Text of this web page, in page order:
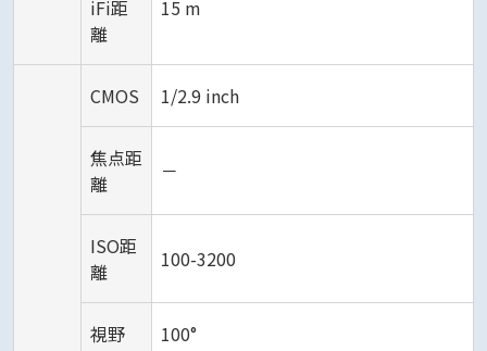
iFi距
離
15 m
CMOS 1/2.9 inch
焦点距
離
－
ISO距
離
100-3200
視野 100°